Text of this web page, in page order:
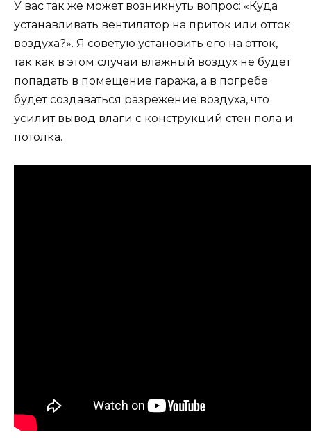
У вас так же может возникнуть вопрос: «Куда
устанавливать вентилятор на приток или отток
воздуха?». Я советую установить его на отток,
так как в этом случаи влажный воздух не будет
попадать в помещение гаража, а в погребе
будет создаваться разрежение воздуха, что
усилит вывод влаги с конструкций стен пола и
потолка.